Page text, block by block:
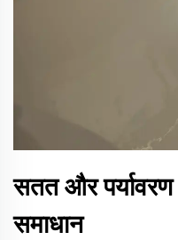
सतत और पर्यावरण
समाधान